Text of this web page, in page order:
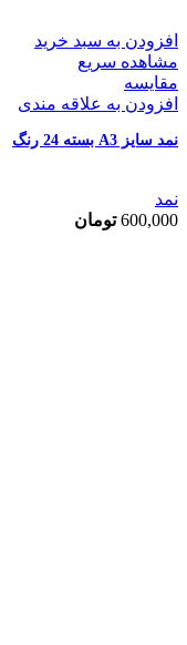
افزودن به سبد خرید
مشاهده سریع
مقایسه
افزودن به علاقه مندی
نمد سایز A3 بسته 24 رنگ
نمد
600,000 تومان